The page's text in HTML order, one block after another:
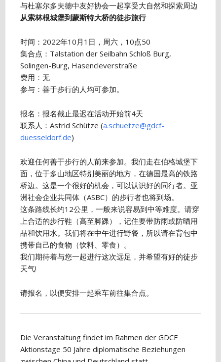
与杜塞尔多夫德中友好协会一起享受大自然和探索周边
从索林根城堡到蒙斯特大桥的徒步旅行
时间：2022年10月1日，周六，10点50
集合点：Talstation der Seilbahn Schloß Burg,
Solingen-Burg, Hasencleverstraße
费用：无
参与：善于步行的人均可参加。
报名：报名截止最迟在活动开始前4天
联系人：Astrid Schütze (a.schuetze@gdcf-
duesseldorf.de)
欢迎任何善于步行的人前来参加。我们走在伯格城堡下
面，位于多山地区特别美丽的地方，在德国最高的铁路
桥边。这是一个很好的机会，可以认识好的同行者。亚
洲社会企业共同体（ASBC）的步行者也将到场。
这条路线长约12公里，一般来说容易到中等难度。请穿
上合适的步行鞋（高至脚踝），记住要带防雨或防晒用
品和饮用水。我们将在中午进行野餐，所以请在背包中
携带自己的食物（饮料、零食）。
我们期待着与您一起进行这次远足，并希望有好的徒步
天气!
请报名，以便安排一起乘车前往集合点。
Die Veranstaltung findet im Rahmen der GDCF
Aktionstage 50 Jahre diplomatische Beziehungen